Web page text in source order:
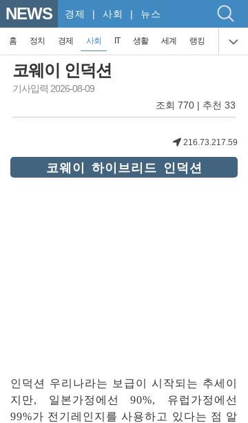
NEWS 경제 | 사회 | 뉴스
홈 정치 경제 사회 IT 생활 세계 랭킹
코웨이 인덕션
기사입력 2026-08-09
조회 770 | 추천 33
216.73.217.59
코웨이 하이브리드 인덕션
인덕션 우리나라는 보급이 시작되는 추세이
지만, 일본가정에선 90%, 유럽가정에선
99%가 전기레인지를 사용하고 있다는 점 알